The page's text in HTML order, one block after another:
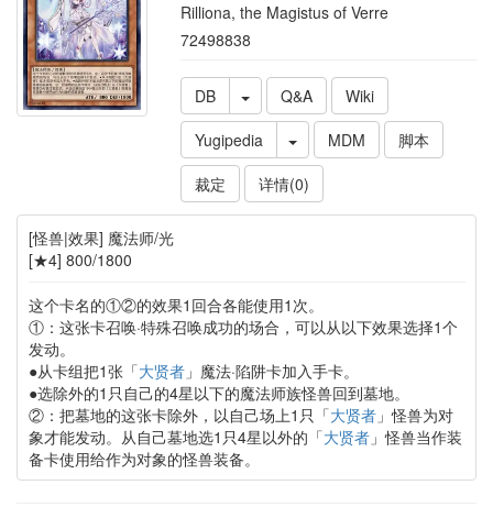
Rilliona, the Magistus of Verre
72498838
DB Q&A
Wiki
Yugipedia
MDM
脚本
裁定
详情(0)
[怪兽|效果] 魔法师/光
[★4] 800/1800
这个卡名的①②的效果1回合各能使用1次。
①：这张卡召唤·特殊召唤成功的场合，可以从以下效果选择1个
发动。
●从卡组把1张「大贤者」魔法·陷阱卡加入手卡。
●选除外的1只自己的4星以下的魔法师族怪兽回到墓地。
②：把墓地的这张卡除外，以自己场上1只「大贤者」怪兽为对
象才能发动。从自己墓地选1只4星以外的「大贤者」怪兽当作装
备卡使用给作为对象的怪兽装备。